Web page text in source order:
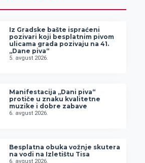
Iz Gradske bašte ispraćeni
pozivari koji besplatnim pivom
ulicama grada pozivaju na 41.
„Dane piva“
5. avgust 2026.
Manifestacija „Dani piva“
protiče u znaku kvalitetne
muzike i dobre zabave
6. avgust 2026.
Besplatna obuka vožnje skutera
na vodi na Izletištu Tisa
6. avgust 2026.